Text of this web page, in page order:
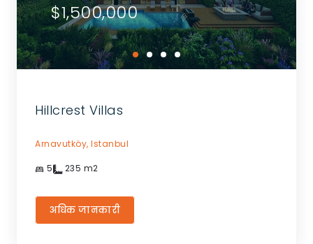
$1,500,000
Hillcrest Villas
Arnavutköy, Istanbul
5 235 m2
अधिक जानकारी